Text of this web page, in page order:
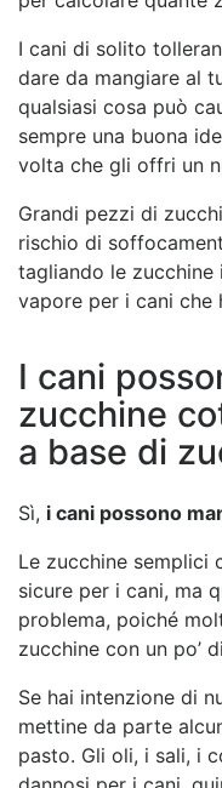
I cani di solito
dare da mangiare al
qualsiasi cosa può
sempre una buona
volta che gli offri un
Grandi pezzi di
rischio di
tagliando le
vapore per i cani che
I cani
zucchine
a base di
Sì, i cani possono
Le zucchine semplici
sicure per i cani, ma
problema, poiché
zucchine con un po’
Se hai intenzione di
mettine da parte
pasto. Gli oli, i sali, i